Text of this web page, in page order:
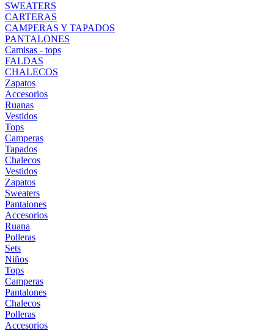
SWEATERS
CARTERAS
CAMPERAS Y TAPADOS
PANTALONES
Camisas - tops
FALDAS
CHALECOS
Zapatos
Accesorios
Ruanas
Vestidos
Tops
Camperas
Tapados
Chalecos
Vestidos
Zapatos
Sweaters
Pantalones
Accesorios
Ruana
Polleras
Sets
Niños
Tops
Camperas
Pantalones
Chalecos
Polleras
Accesorios